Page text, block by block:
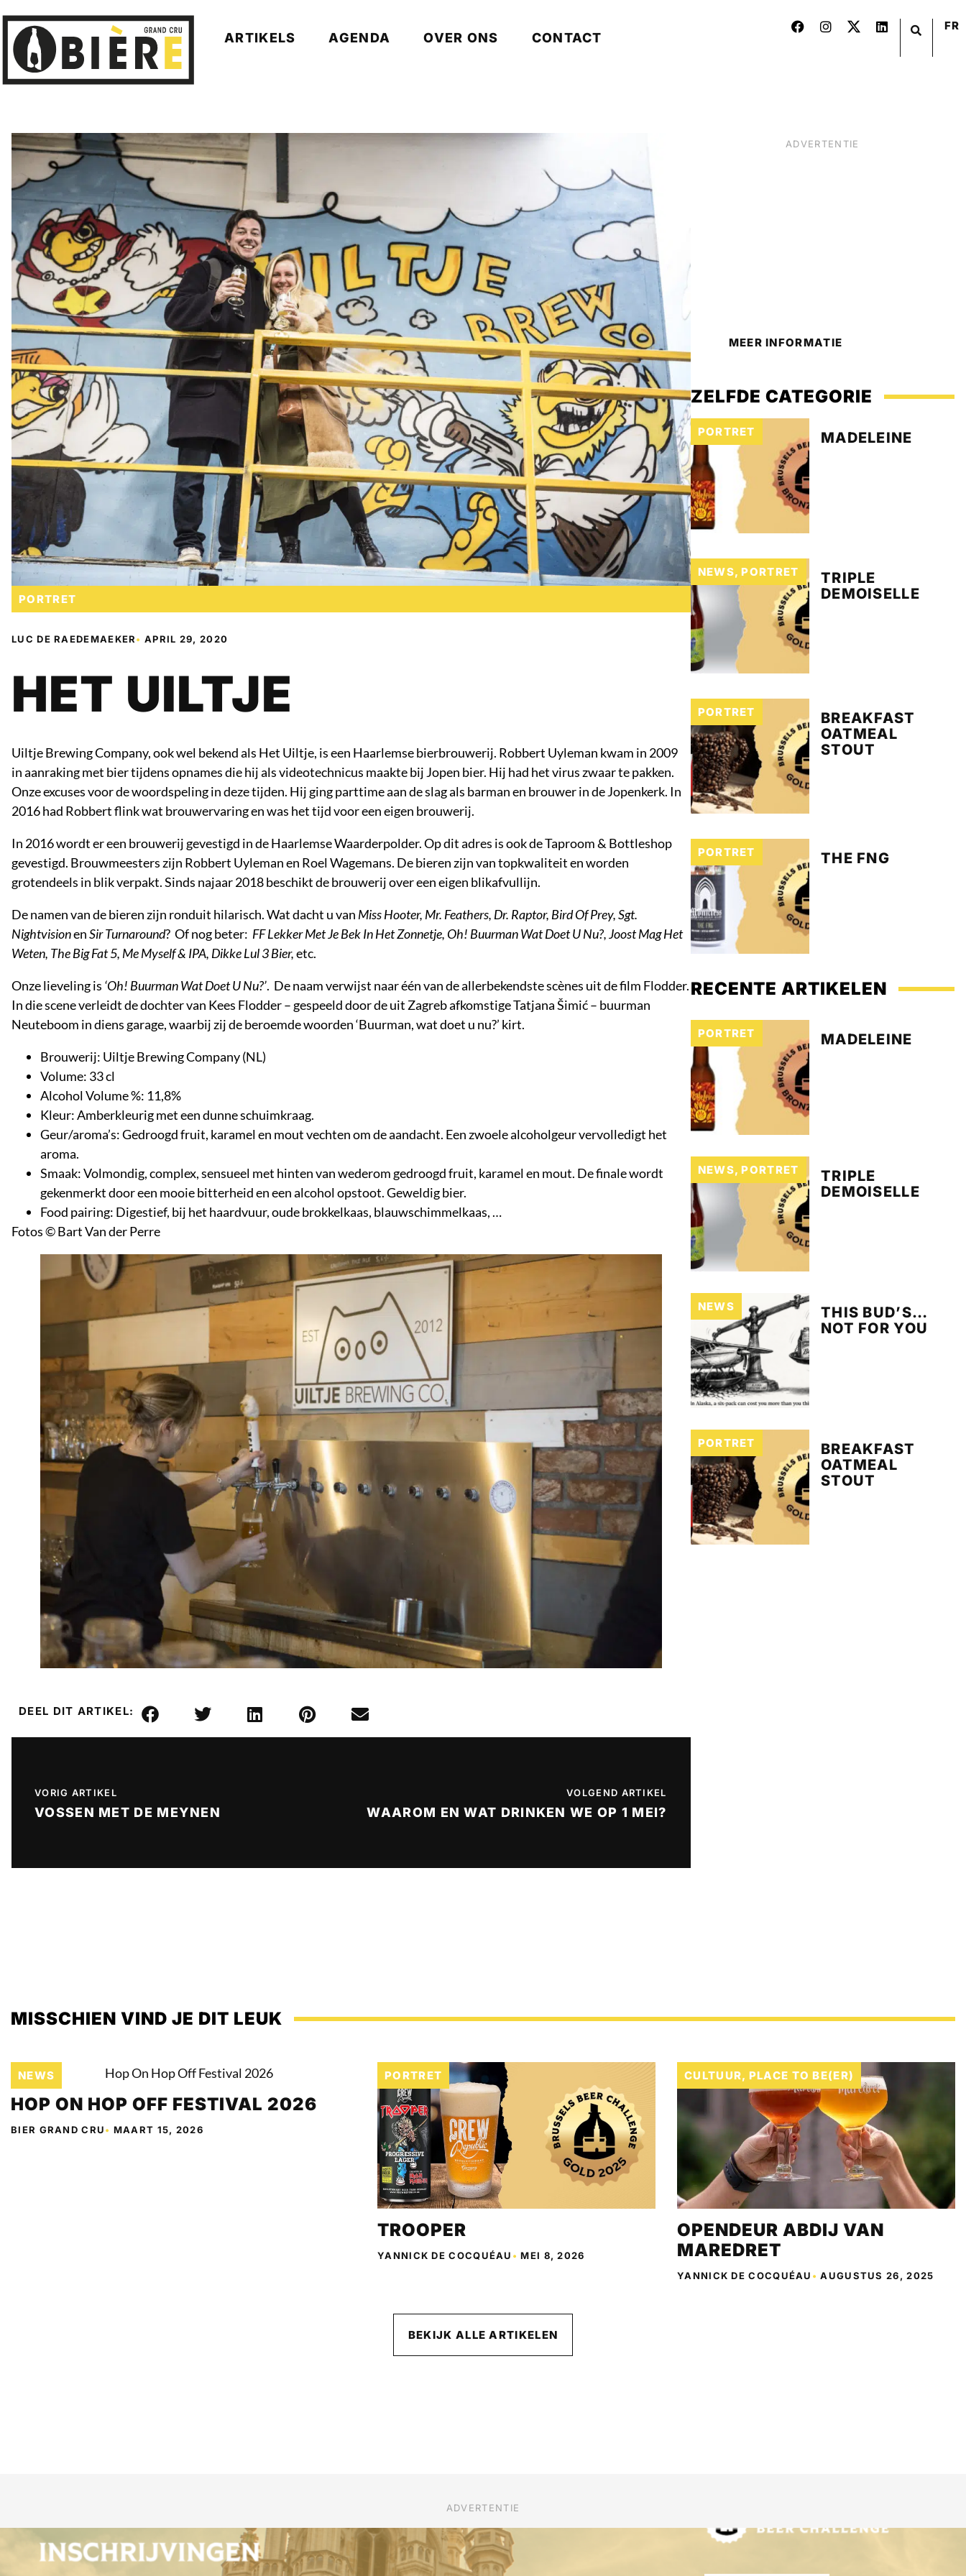
ARTIKELS AGENDA OVER ONS CONTACT
FR
PORTRET
LUC DE RAEDEMAEKER•APRIL 29, 2020
HET UILTJE
Uiltje Brewing Company, ook wel bekend als Het Uiltje, is een Haarlemse bierbrouwerij. Robbert Uyleman kwam in 2009
in aanraking met bier tijdens opnames die hij als videotechnicus maakte bij Jopen bier. Hij had het virus zwaar te pakken.
Onze excuses voor de woordspeling in deze tijden. Hij ging parttime aan de slag als barman en brouwer in de Jopenkerk. In
2016 had Robbert flink wat brouwervaring en was het tijd voor een eigen brouwerij.
In 2016 wordt er een brouwerij gevestigd in de Haarlemse Waarderpolder. Op dit adres is ook de Taproom & Bottleshop
gevestigd. Brouwmeesters zijn Robbert Uyleman en Roel Wagemans. De bieren zijn van topkwaliteit en worden
grotendeels in blik verpakt. Sinds najaar 2018 beschikt de brouwerij over een eigen blikafvullijn.
De namen van de bieren zijn ronduit hilarisch. Wat dacht u van Miss Hooter, Mr. Feathers, Dr. Raptor, Bird Of Prey, Sgt.
NightvisionenSir Turnaround? Of nog beter: FF Lekker Met Je Bek In Het Zonnetje, Oh! Buurman Wat Doet U Nu?, Joost Mag Het
Weten, The Big Fat 5, Me Myself & IPA, Dikke Lul 3 Bier,etc.
Onze lieveling is ‘Oh! Buurman Wat Doet U Nu?’. De naam verwijst naar één van de allerbekendste scènes uit de film Flodder.
In die scene verleidt de dochter van Kees Flodder – gespeeld door de uit Zagreb afkomstige Tatjana Šimić – buurman
Neuteboom in diens garage, waarbij zij de beroemde woorden ‘Buurman, wat doet u nu?’ kirt.
Brouwerij: Uiltje Brewing Company (NL)
Volume: 33 cl
Alcohol Volume %: 11,8%
Kleur: Amberkleurig met een dunne schuimkraag.
Geur/aroma’s: Gedroogd fruit, karamel en mout vechten om de aandacht. Een zwoele alcoholgeur vervolledigt het
aroma.
Smaak: Volmondig, complex, sensueel met hinten van wederom gedroogd fruit, karamel en mout. De finale wordt
gekenmerkt door een mooie bitterheid en een alcohol opstoot. Geweldig bier.
Food pairing: Digestief, bij het haardvuur, oude brokkelkaas, blauwschimmelkaas, …
Fotos © Bart Van der Perre
DEEL DIT ARTIKEL:
VORIG ARTIKEL
VOSSEN MET DE MEYNEN
VOLGEND ARTIKEL
WAAROM EN WAT DRINKEN WE OP 1 MEI?
ADVERTENTIE
MEER INFORMATIE
ZELFDE CATEGORIE
PORTRET MADELEINE
NEWS,PORTRET
TRIPLE
DEMOISELLE
PORTRET
BREAKFAST
OATMEAL
STOUT
PORTRET THE FNG
RECENTE ARTIKELEN
PORTRET MADELEINE
NEWS,PORTRET
TRIPLE
DEMOISELLE
NEWS
THIS BUD’S…
NOT FOR YOU
PORTRET
BREAKFAST
OATMEAL
STOUT
MISSCHIEN VIND JE DIT LEUK
NEWS
HOP ON HOP OFF FESTIVAL 2026
BIER GRAND CRU• MAART 15, 2026
PORTRET
TROOPER
YANNICK DE COCQUÉAU •MEI 8, 2026
CULTUUR, PLACE TO BE(ER)
OPENDEUR ABDIJ VAN
MAREDRET
YANNICK DE COCQUÉAU •AUGUSTUS 26, 2025
BEKIJK ALLE ARTIKELEN
ADVERTENTIE